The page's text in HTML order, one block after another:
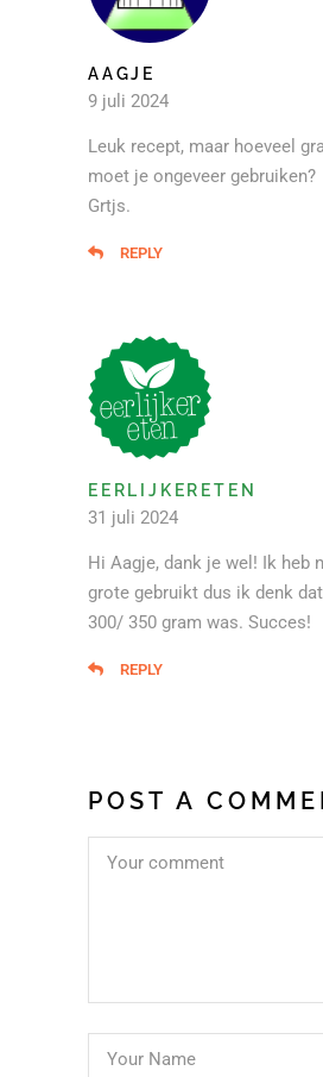
AAGJE
9 juli 2024
Leuk recept, maar hoeveel
moet je ongeveer gebruiken?
Grtjs.
REPLY
EERLIJKERETEN
31 juli 2024
Hi Aagje, dank je wel! Ik heb
grote gebruikt dus ik denk
300/ 350 gram was. Succes!
REPLY
POST A